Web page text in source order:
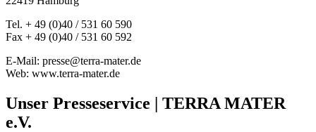
Tel. + 49 (0)40 / 531 60 590
Fax + 49 (0)40 / 531 60 592
E-Mail: presse@terra-mater.de
Web: www.terra-mater.de
Unser Presseservice | TERRA MATER
e.V.